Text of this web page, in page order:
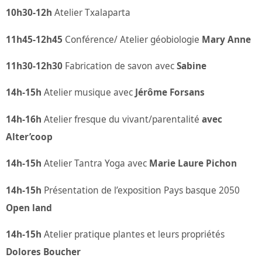
10h30-12h Atelier Txalaparta
11h45-12h45 Conférence/Atelier géobiologie Mary Anne
11h30-12h30 Fabrication de savon avecSabine
14h-15h Atelier musique avecJérôme Forsans
14h-16h Atelier fresque du vivant/parentalité avec
Alter’coop
14h-15h Atelier Tantra Yoga avec Marie Laure Pichon
14h-15h Présentation de l’exposition Pays basque 2050
Open land
14h-15h Atelier pratique plantes et leurs propriétés
Dolores Boucher